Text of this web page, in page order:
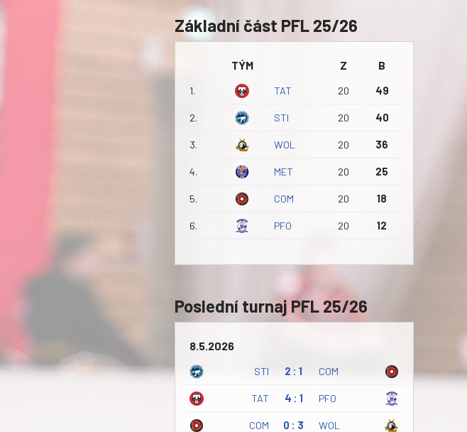
Základní část PFL 25/26
TÝM Z B
1. TAT 20 49
2. STI 20 40
3. WOL 20 36
4. MET 20 25
5. COM 20 18
6. PFO 20 12
Poslední turnaj PFL 25/26
8.5.2026
STI 2 : 1 COM
TAT 4 : 1 PFO
COM 0 : 3 WOL